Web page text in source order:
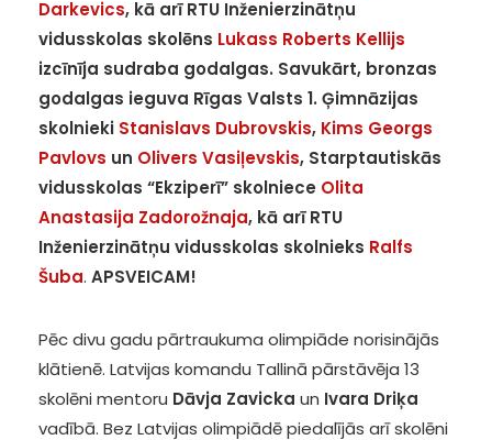
Darkevics, kā arī RTU Inženierzinātņu
vidusskolas skolēns Lukass Roberts Kellijs
izcīnīja sudraba godalgas. Savukārt, bronzas
godalgas ieguva Rīgas Valsts 1. Ģimnāzijas
skolnieki Stanislavs Dubrovskis, Kims Georgs
Pavlovs un Olivers Vasiļevskis, Starptautiskās
vidusskolas “Ekziperī” skolniece Olita
Anastasija Zadorožnaja, kā arī RTU
Inženierzinātņu vidusskolas skolnieks Ralfs
Šuba. APSVEICAM!
Pēc divu gadu pārtraukuma olimpiāde norisinājās
klātienē. Latvijas komandu Tallinā pārstāvēja 13
skolēni mentoru Dāvja Zavicka un Ivara Driķa
vadībā. Bez Latvijas olimpiādē piedalījās arī skolēni